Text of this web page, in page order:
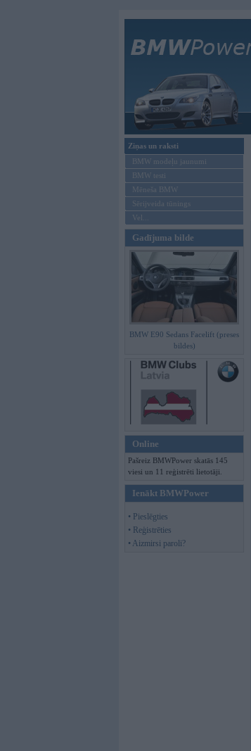
Ziņas un raksti
BMW modeļu jaunumi
BMW testi
Mēneša BMW
Sērijveida tūnings
Vel...
Gadījuma bilde
BMW E90 Sedans Facelift (preses
bildes)
Online
Pašreiz BMWPower skatās 145
viesi un 11 reģistrēti lietotāji.
Ienākt BMWPower
• Pieslēgties
• Reģistrēties
• Aizmirsi paroli?